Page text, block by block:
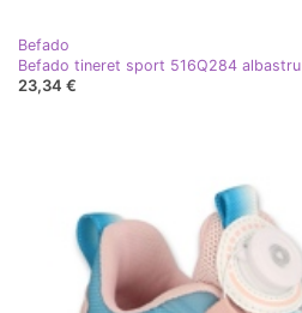
Befado
Befado tineret sport 516Q284 albastru
23,34 €